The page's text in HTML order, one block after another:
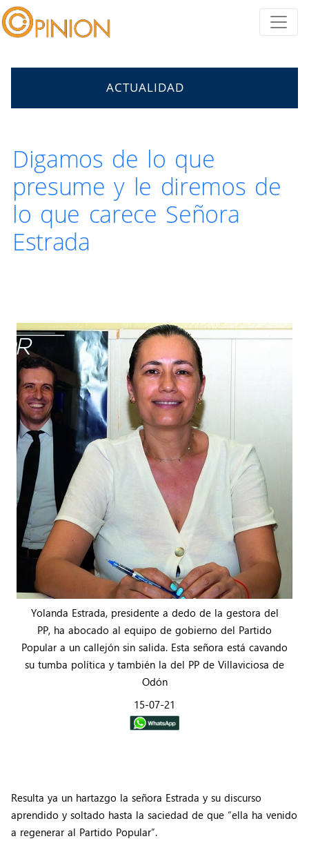
ACTUALIDAD
Digamos de lo que
presume y le diremos de
lo que carece Señora
Estrada
Yolanda Estrada, presidente a dedo de la gestora del
PP, ha abocado al equipo de gobierno del Partido
Popular a un callejón sin salida. Esta señora está cavando
su tumba política y también la del PP de Villaviciosa de
Odón
15-07-21
Resulta ya un hartazgo la señora Estrada y su discurso
aprendido y soltado hasta la saciedad de que “ella ha venido
a regenerar al Partido Popular”.